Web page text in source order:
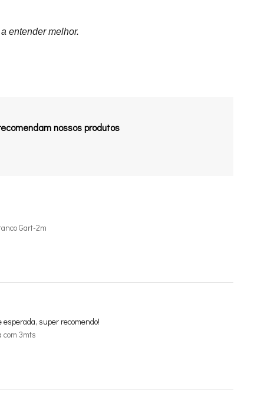
entender melhor.
nossos produtos
Gart-2m
esperada, super recomendo!
3mts